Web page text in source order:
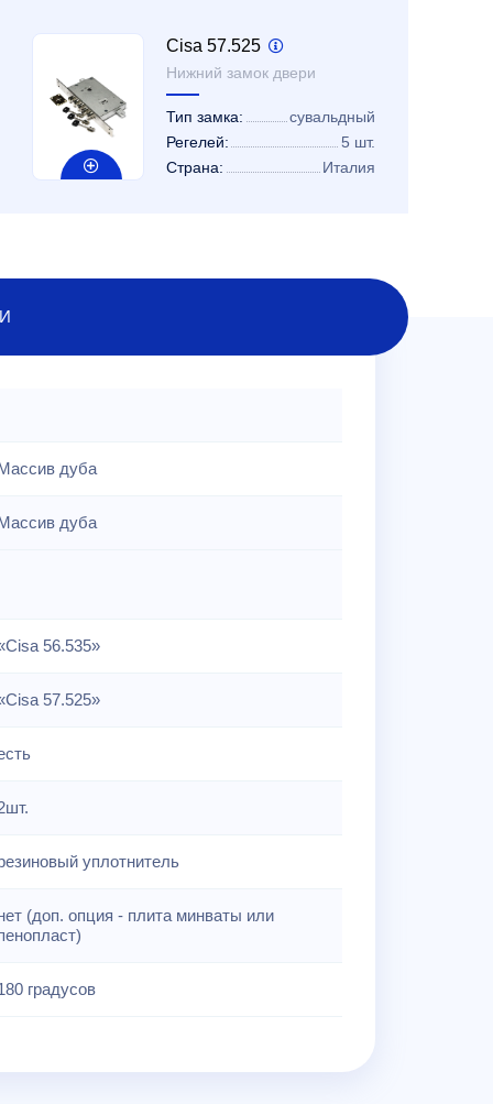
Cisa 57.525
Нижний замок двери
Тип замка:
сувальдный
Регелей:
5 шт.
Страна:
Италия
дуба
дуба
56.535»
57.525»
уплотнитель
(доп. опция - плита минваты или
градусов